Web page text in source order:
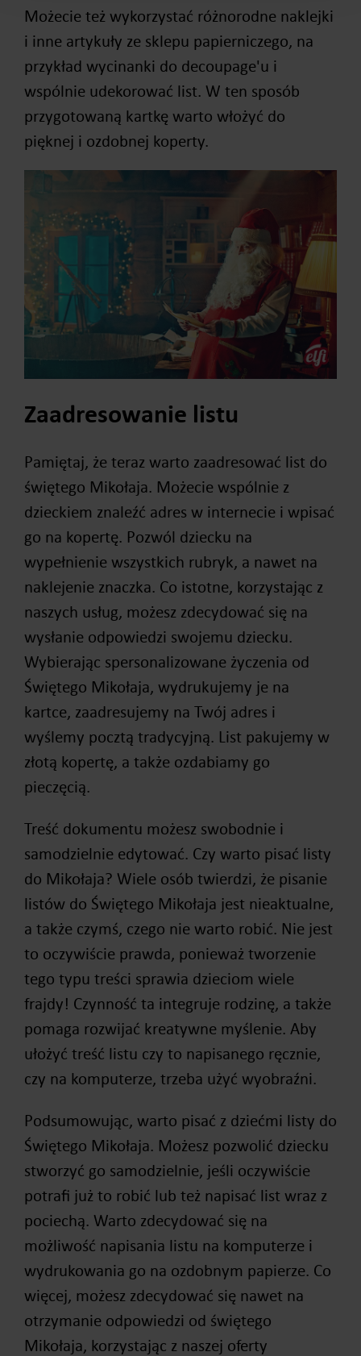
Możecie też wykorzystać różnorodne naklejki
i inne artykuły ze sklepu papierniczego, na
przykład wycinanki do decoupage'u i
wspólnie udekorować list. W ten sposób
przygotowaną kartkę warto włożyć do
pięknej i ozdobnej koperty.
Zaadresowanie listu
Pamiętaj, że teraz warto zaadresować list do
świętego Mikołaja. Możecie wspólnie z
dzieckiem znaleźć adres w internecie i wpisać
go na kopertę. Pozwól dziecku na
wypełnienie wszystkich rubryk, a nawet na
naklejenie znaczka. Co istotne, korzystając z
naszych usług, możesz zdecydować się na
wysłanie odpowiedzi swojemu dziecku.
Wybierając spersonalizowane życzenia od
Świętego Mikołaja, wydrukujemy je na
kartce, zaadresujemy na Twój adres i
wyślemy pocztą tradycyjną. List pakujemy w
złotą kopertę, a także ozdabiamy go
pieczęcią.
Treść dokumentu możesz swobodnie i
samodzielnie edytować. Czy warto pisać listy
do Mikołaja? Wiele osób twierdzi, że pisanie
listów do Świętego Mikołaja jest nieaktualne,
a także czymś, czego nie warto robić. Nie jest
to oczywiście prawda, ponieważ tworzenie
tego typu treści sprawia dzieciom wiele
frajdy! Czynność ta integruje rodzinę, a także
pomaga rozwijać kreatywne myślenie. Aby
ułożyć treść listu czy to napisanego ręcznie,
czy na komputerze, trzeba użyć wyobraźni.
Podsumowując, warto pisać z dziećmi listy do
Świętego Mikołaja. Możesz pozwolić dziecku
stworzyć go samodzielnie, jeśli oczywiście
potrafi już to robić lub też napisać list wraz z
pociechą. Warto zdecydować się na
możliwość napisania listu na komputerze i
wydrukowania go na ozdobnym papierze. Co
więcej, możesz zdecydować się nawet na
otrzymanie odpowiedzi od świętego
Mikołaja, korzystając z naszej oferty